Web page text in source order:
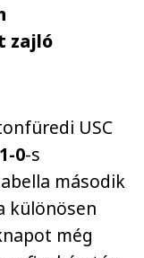
zajló
USC
1-0-s
második
különösen
még